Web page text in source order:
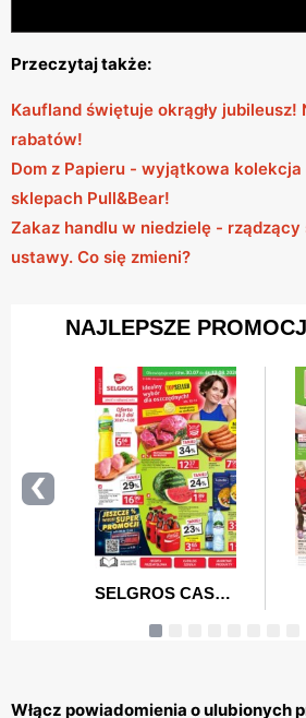
Przeczytaj także:
Kaufland świętuje okrągły jubileusz!
rabatów!
Dom z Papieru - wyjątkowa
sklepach Pull&Bear!
Zakaz handlu w niedzielę -
ustawy. Co się zmieni?
Włącz powiadomienia o ulubionych